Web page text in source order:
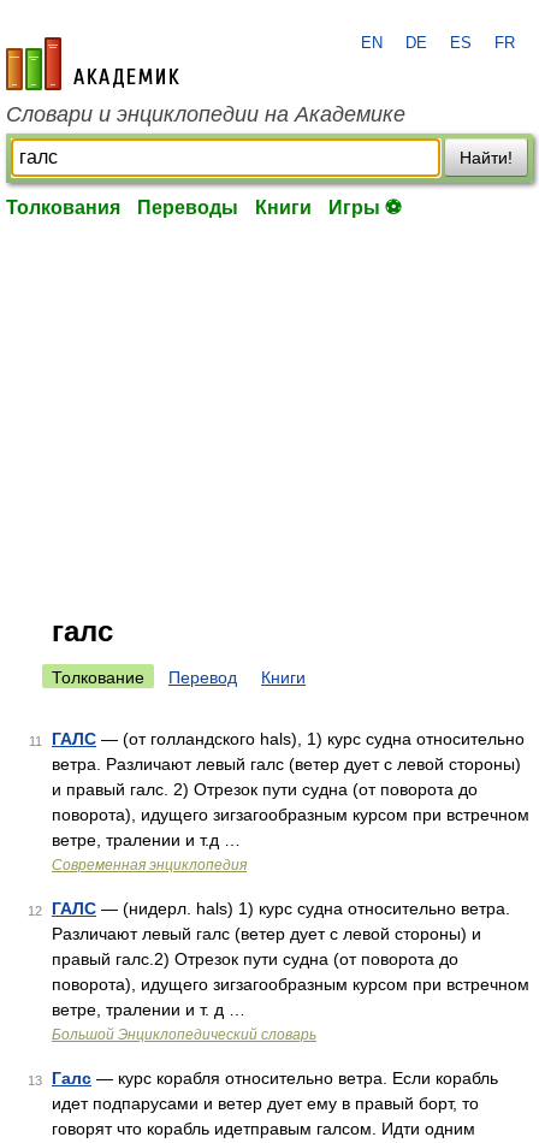
academic.ru
EN DE ES FR
Словари и энциклопедии на Академике
Найти!
Толкования Переводы Книги Игры ⚽
галс
Толкование Перевод Книги
11 ГАЛС — (от голландского hals), 1) курс судна относительно
ветра. Различают левый галс (ветер дует с левой стороны)
и правый галс. 2) Отрезок пути судна (от поворота до
поворота), идущего зигзагообразным курсом при встречном
ветре, тралении и т.д …
Современная энциклопедия
12 ГАЛС — (нидерл. hals) 1) курс судна относительно ветра.
Различают левый галс (ветер дует с левой стороны) и
правый галс.2) Отрезок пути судна (от поворота до
поворота), идущего зигзагообразным курсом при встречном
ветре, тралении и т. д …
Большой Энциклопедический словарь
13 Галс — курс корабля относительно ветра. Если корабль
идет подпарусами и ветер дует ему в правый борт, то
говорят что корабль идетправым галсом. Идти одним